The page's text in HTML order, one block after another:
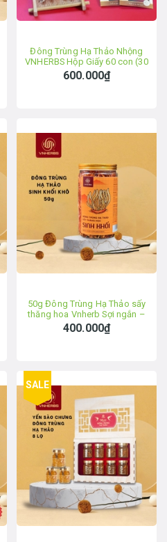
Đông Trùng Hạ Thảo Nhộng
VNHERBS Hộp Giấy 60 con (30
túi x 2 con)
600.000₫
50g Đông Trùng Hạ Thảo sấy
thăng hoa Vnherb Sợi ngắn –
Sinh khối 50 gram
400.000₫
SALE